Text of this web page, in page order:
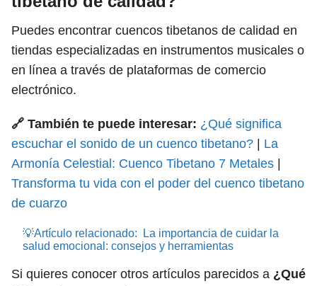
Puedes encontrar cuencos tibetanos de calidad en
tiendas especializadas en instrumentos musicales o
en línea a través de plataformas de comercio
electrónico.
🔗 También te puede interesar: ¿Qué significa
escuchar el sonido de un cuenco tibetano?
La
Armonía Celestial: Cuenco Tibetano 7 Metales
Transforma tu vida con el poder del cuenco tibetano
de cuarzo
💡Artículo relacionado:
La importancia de cuidar la
salud emocional: consejos y herramientas
Si quieres conocer otros artículos parecidos a ¿Qué